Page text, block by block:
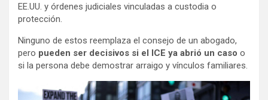
EE.UU. y órdenes judiciales vinculadas a custodia o
protección.
Ninguno de estos reemplaza el consejo de un abogado,
pero pueden ser decisivos si el ICE ya abrió un caso o
si la persona debe demostrar arraigo y vínculos familiares.